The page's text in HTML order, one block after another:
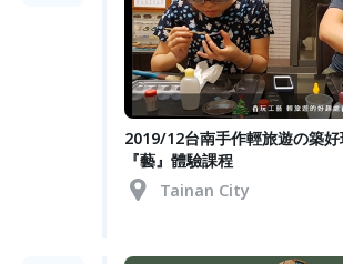
2019/12台南手作輕旅遊の築
『藝』體驗課程
Tainan City